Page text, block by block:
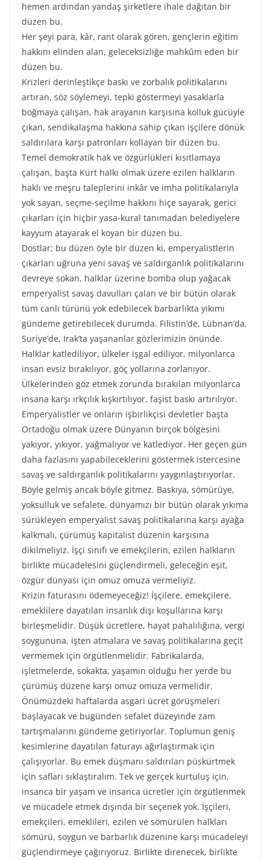
hemen ardından yandaş şirketlere ihale dağıtan bir
düzen bu.
Her şeyi para, kâr, rant olarak gören, gençlerin eğitim
hakkını elinden alan, geleceksizliğe mahkûm eden bir
düzen bu.
Krizleri derinleştikçe baskı ve zorbalık politikalarını
artıran, söz söylemeyi, tepki göstermeyi yasaklarla
boğmaya çalışan, hak arayanın karşısına kolluk gücüyle
çıkan, sendikalaşma hakkına sahip çıkan işçilere dönük
saldırılara karşı patronları kollayan bir düzen bu.
Temel demokratik hak ve özgürlükleri kısıtlamaya
çalışan, başta Kürt halkı olmak üzere ezilen halkların
haklı ve meşru taleplerini inkâr ve imha politikalarıyla
yok sayan, seçme-seçilme hakkını hiçe sayarak, gerici
çıkarları için hiçbir yasa-kural tanımadan belediyelere
kayyum atayarak el koyan bir düzen bu.
Dostlar; bu düzen öyle bir düzen ki, emperyalistlerin
çıkarları uğruna yeni savaş ve saldırganlık politikalarını
devreye sokan, halklar üzerine bomba olup yağacak
emperyalist savaş davulları çalan ve bir bütün olarak
tüm canlı türünü yok edebilecek barbarlıkta yıkımı
gündeme getirebilecek durumda. Filistin’de, Lübnan’da,
Suriye’de, Irak’ta yaşananlar gözlerimizin önünde.
Halklar katlediliyor, ülkeler işgal ediliyor, milyonlarca
insan evsiz bırakılıyor, göç yollarına zorlanıyor.
Ülkelerinden göz etmek zorunda bırakılan milyonlarca
insana karşı ırkçılık kışkırtılıyor, faşist baskı artırılıyor.
Emperyalistler ve onların işbirlikçisi devletler başta
Ortadoğu olmak üzere Dünyanın birçok bölgesini
yakıyor, yıkıyor, yağmalıyor ve katlediyor. Her geçen gün
daha fazlasını yapabileceklerini göstermek istercesine
savaş ve saldırganlık politikalarını yaygınlaştırıyorlar.
Böyle gelmiş ancak böyle gitmez. Baskıya, sömürüye,
yoksulluk ve sefalete, dünyamızı bir bütün olarak yıkıma
sürükleyen emperyalist savaş politikalarına karşı ayağa
kalkmalı, çürümüş kapitalist düzenin karşısına
dikilmeliyiz. İşçi sınıfı ve emekçilerin, ezilen halkların
birlikte mücadelesini güçlendirmeli, geleceğin eşit,
özgür dünyası için omuz omuza vermeliyiz.
Krizin faturasını ödemeyeceğiz! İşçilere, emekçilere,
emeklilere dayatılan insanlık dışı koşullarına karşı
birleşmelidir. Düşük ücretlere, hayat pahalılığına, vergi
soygununa, işten atmalara ve savaş politikalarına geçit
vermemek için örgütlenmelidir. Fabrikalarda,
işletmelerde, sokakta, yaşamın olduğu her yerde bu
çürümüş düzene karşı omuz omuza vermelidir.
Önümüzdeki haftalarda asgari ücret görüşmeleri
başlayacak ve bugünden sefalet düzeyinde zam
tartışmalarını gündeme getiriyorlar. Toplumun geniş
kesimlerine dayatılan faturayı ağırlaştırmak için
çalışıyorlar. Bu emek düşmanı saldırıları püskürtmek
için safları sıklaştıralım. Tek ve gerçek kurtuluş için,
insanca bir yaşam ve insanca ücretler için örgütlenmek
ve mücadele etmek dışında bir seçenek yok. İşçileri,
emekçileri, emeklileri, ezilen ve sömürülen halkları
sömürü, soygun ve barbarlık düzenine karşı mücadeleyi
güçlendirmeye çağırıyoruz. Birlikte direnecek, birlikte